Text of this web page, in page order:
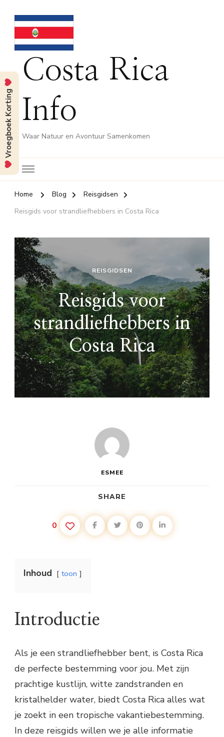
Costa Rica
Info
Waar Natuur en Avontuur Samenkomen
Home Blog
Reisgidsen
Reisgids voor strandliefhebbers in Costa Rica
REISGIDSEN
Reisgids voor
strandliefhebbers in
Costa Rica
ESMEE
SHARE
0
Inhoud toon
Introductie
Als je een strandliefhebber bent, is Costa Rica
de perfecte bestemming voor jou. Met zijn
prachtige kustlijn, witte zandstranden en
kristalhelder water, biedt Costa Rica alles wat
je zoekt in een tropische vakantiebestemming.
In deze reisgids willen we je alle informatie
Vroegboek Korting